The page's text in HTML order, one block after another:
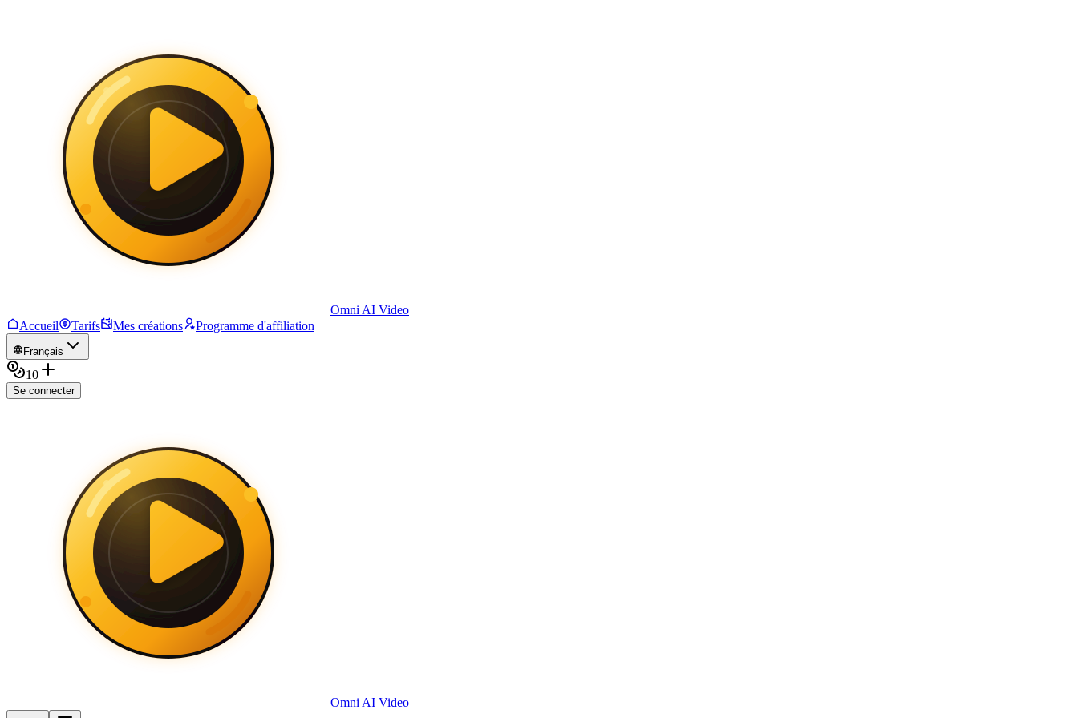
Omni AI Video
Accueil
Tarifs Mes créations Programme d'affiliation
Français
10
Se connecter
Omni AI Video